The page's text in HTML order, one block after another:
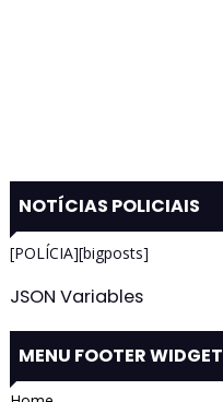
NOTÍCIAS POLICIAIS
[POLÍCIA][bigposts]
JSON Variables
MENU FOOTER WIDGET